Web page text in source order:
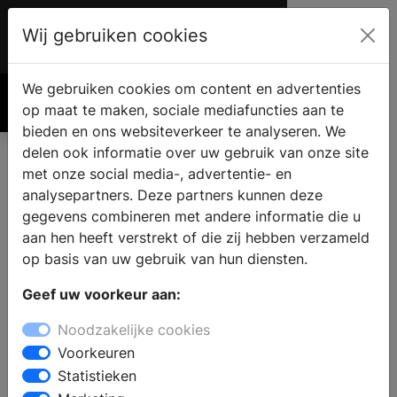
Account
Zoek
Wij gebruiken cookies
We gebruiken cookies om content en advertenties
op maat te maken, sociale mediafuncties aan te
bieden en ons websiteverkeer te analyseren. We
delen ook informatie over uw gebruik van onze site
met onze social media-, advertentie- en
analysepartners. Deze partners kunnen deze
gegevens combineren met andere informatie die u
aan hen heeft verstrekt of die zij hebben verzameld
op basis van uw gebruik van hun diensten.
Geef uw voorkeur aan:
Noodzakelijke cookies
Voorkeuren
Statistieken